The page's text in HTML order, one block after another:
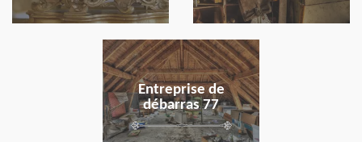
Entreprise de
débarras 77
en savoir plus